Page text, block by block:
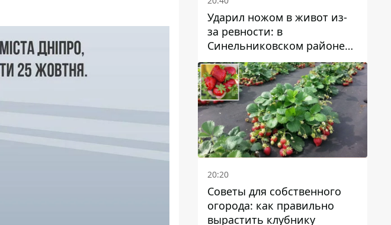
Ударил ножом в живот из-
за ревности: в
Синельниковском районе
задержали 49-летнего
мужчину за убийство
20:20
Советы для собственного
огорода: как правильно
вырастить клубнику